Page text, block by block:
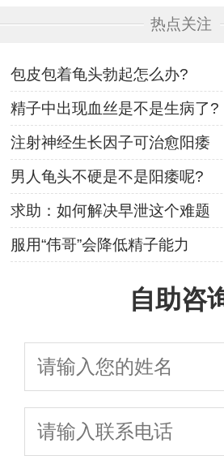
热点关注
包皮包着龟头勃起怎么办?
精子中出现血丝是不是生病了?
注射神经生长因子可治愈阳痿
男人龟头不硬是不是阳痿呢?
求助：如何解决早泄这个难题
服用“伟哥”会降低精子能力
自助咨